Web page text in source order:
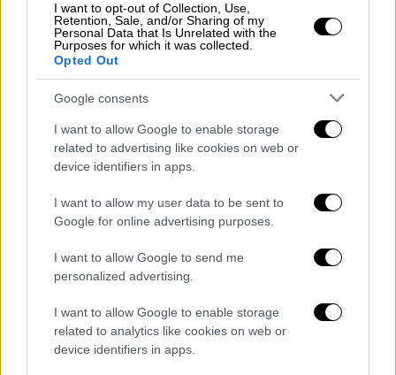
I want to opt-out of Collection, Use,
Retention, Sale, and/or Sharing of my
Personal Data that Is Unrelated with the
Purposes for which it was collected.
Opted Out
Google consents
I want to allow Google to enable storage
related to advertising like cookies on web or
device identifiers in apps.
I want to allow my user data to be sent to
Google for online advertising purposes.
I want to allow Google to send me
personalized advertising.
I want to allow Google to enable storage
related to analytics like cookies on web or
device identifiers in apps.
σε 58.370 δικαιούχους
Οικονομία|09.08.2026 02:00